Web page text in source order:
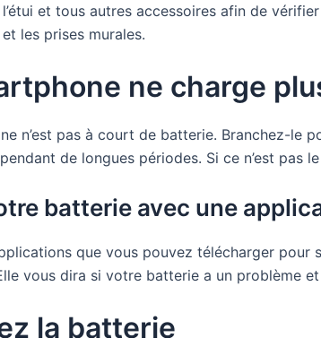
et tous autres accessoires afin de
les prises murales.
ne charge
n’est pas à court de batterie. Branchez-le
de longues périodes. Si ce n’est pas
batterie avec une
que vous pouvez télécharger
vous dira si votre batterie a un problème
la batterie